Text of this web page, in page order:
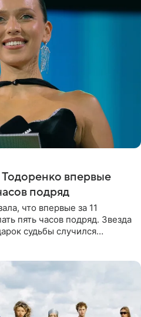
впервые
подряд
что впервые за 11
пять часов подряд. Звезда
судьбы случился